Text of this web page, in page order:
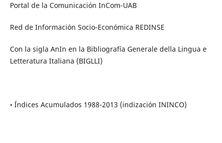
Portal de la Comunicación InCom-UAB
Red de Información Socio-Económica REDINSE
Con la sigla AnIn en la Bibliografía Generale della Lingua e
Letteratura Italiana (BIGLLI)
• Índices Acumulados 1988-2013 (indización ININCO)